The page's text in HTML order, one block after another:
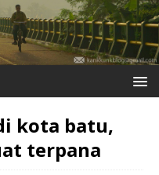
kota batu,
terpana